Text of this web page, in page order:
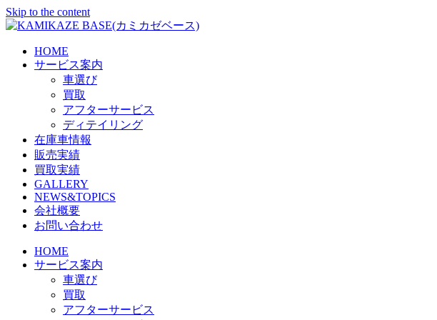
Skip to the content
HOME
サービス案内
車選び
買取
アフターサービス
ディテイリング
在庫車情報
販売実績
買取実績
GALLERY
NEWS&TOPICS
会社概要
お問い合わせ
HOME
サービス案内
車選び
買取
アフターサービス